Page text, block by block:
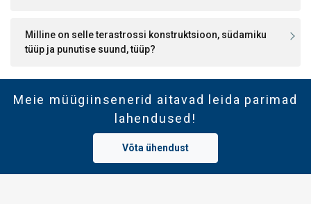
Milline on selle terastrossi konstruktsioon, südamiku
tüüp ja punutise suund, tüüp?
Meie müügiinsenerid aitavad leida parimad
lahendused!
Võta ühendust